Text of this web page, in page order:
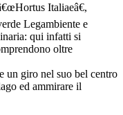
Italiaeâ€,
Legambiente e
qui infatti si
oltre
un giro nel suo bel centro
ed ammirare il